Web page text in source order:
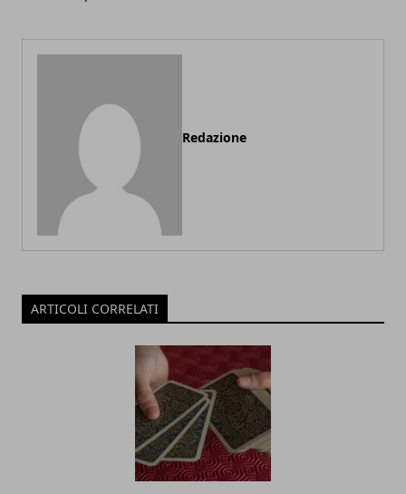
Redazione
ARTICOLI CORRELATI